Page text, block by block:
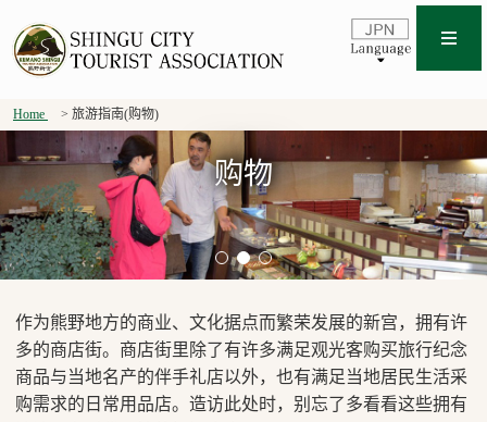
Home 旅游指南(购物)
购物
作为熊野地方的商业、文化据点而繁荣发展的新宫，拥有许
多的商店街。商店街里除了有许多满足观光客购买旅行纪念
商品与当地名产的伴手礼店以外，也有满足当地居民生活采
购需求的日常用品店。造访此处时，别忘了多看看这些拥有